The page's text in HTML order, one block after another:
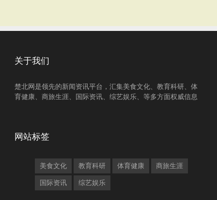
关于我们
楚北网是领先的新闻资讯平台，汇集美食文化、教育科研、体
育健康、商旅生涯、国际资讯、综艺娱乐、等多方面权威信息
网站标签
美食文化 教育科研 体育健康 商旅生涯
国际资讯 综艺娱乐